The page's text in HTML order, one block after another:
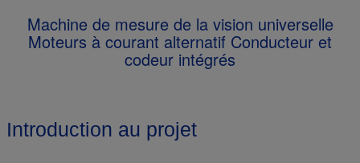
Machine de mesure de la vision universelle
Moteurs à courant alternatif Conducteur et
codeur intégrés
Introduction au projet